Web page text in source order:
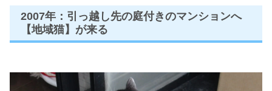
2007年：引っ越し先の庭付きのマンションへ
【地域猫】が来る